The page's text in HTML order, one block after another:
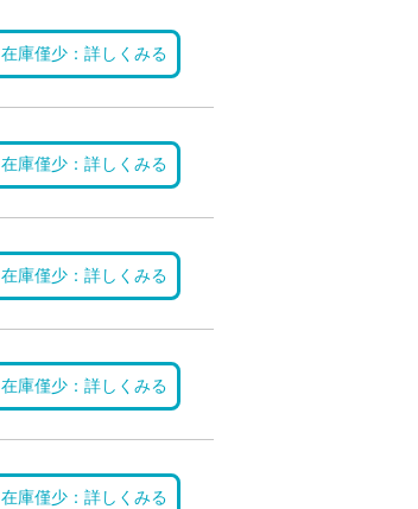
在庫僅少：詳しくみる
在庫僅少：詳しくみる
在庫僅少：詳しくみる
在庫僅少：詳しくみる
在庫僅少：詳しくみる